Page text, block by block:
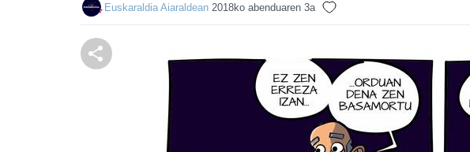
Euskaraldia Aiaraldean 2018ko abenduaren 3a